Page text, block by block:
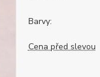
Barvy:
Cena před slevou